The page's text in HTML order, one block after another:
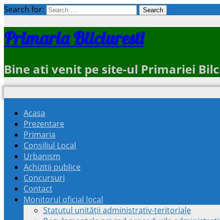
Search for:
Primaria Bilciuresti
Bine ati venit pe site-ul Primariei
Acasa
Prezentare
Primaria
Consiliul Local
Urbanism
Achizitii publice
Concursuri
Contact
Monitorul oficial local
Statutul unității administrativ-teritoriale